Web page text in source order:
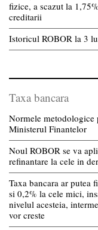
fizice, a scazut la
creditarii
Istoricul ROBOR la 3
Taxa bancara
Normele metodologice
Ministerul Finantelor
Noul ROBOR se va
refinantare la cele in
Taxa bancara ar putea
si 0,2% la cele mici,
nivelul acesteia,
vor creste